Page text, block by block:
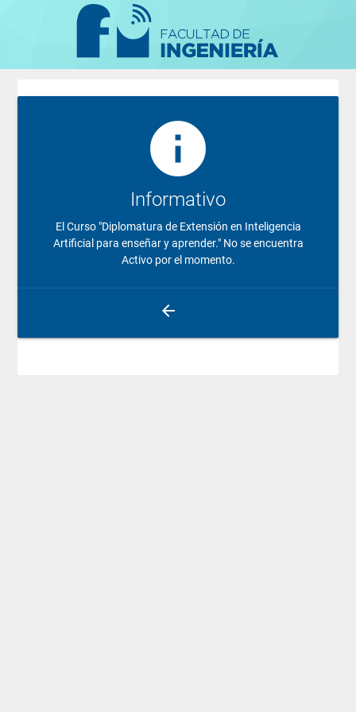
info
Informativo
El Curso "Diplomatura de Extensión en Inteligencia
Artificial para enseñar y aprender." No se encuentra
Activo por el momento.
arrow_back